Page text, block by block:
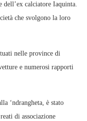
calciatore Iaquinta.
che svolgono la loro
nelle province di
e numerosi rapporti
‘ndrangheta, è stato
di associazione